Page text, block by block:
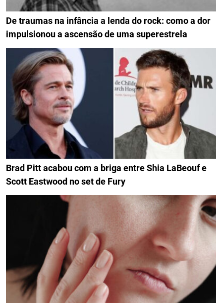
De traumas na infância a lenda do rock: como a dor
impulsionou a ascensão de uma superestrela
Brad Pitt acabou com a briga entre Shia LaBeouf e
Scott Eastwood no set de Fury